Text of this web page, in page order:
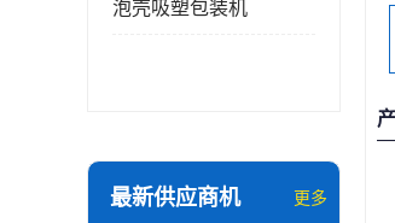
泡壳吸塑包装机
最新供应商机 更多